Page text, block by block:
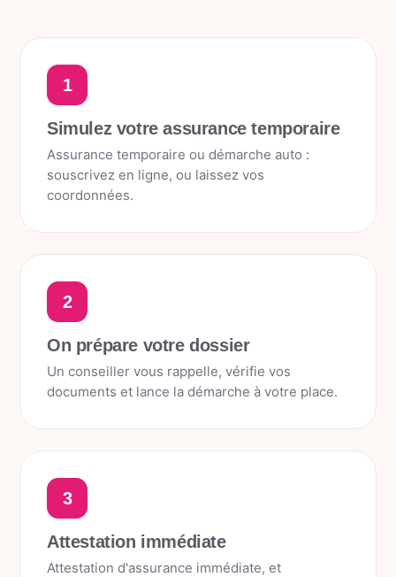
1
Simulez votre assurance temporaire
Assurance temporaire ou démarche auto :
souscrivez en ligne, ou laissez vos
coordonnées.
2
On prépare votre dossier
Un conseiller vous rappelle, vérifie vos
documents et lance la démarche à votre place.
3
Attestation immédiate
Attestation d'assurance immédiate, et